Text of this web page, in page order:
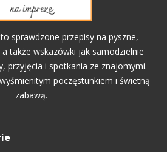
sprawdzone przepisy na pyszne,
także wskazówki jak samodzielnie
przyjęcia i spotkania ze znajomymi.
poczęstunkiem i świetną
zabawą.